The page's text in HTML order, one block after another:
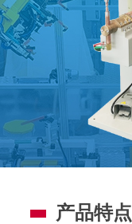
产品特点